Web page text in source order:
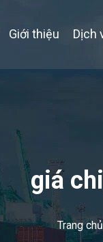
Giới thiệu Dịch
giá
Trang chủ